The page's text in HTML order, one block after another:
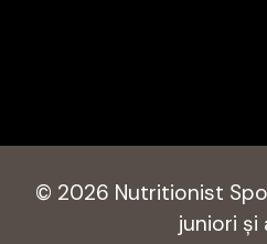
© 2026 Nutritionist
juniori și